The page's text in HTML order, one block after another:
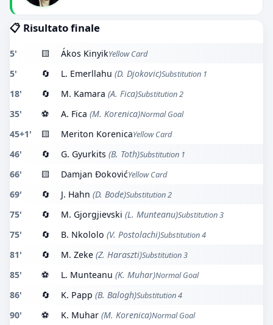
📋 Risultato finale
5' 🟨 Ákos KinyikYellow Card
5' 🔄 L. Emerllahu (D. Djokovic)Substitution 1
18' 🔄 M. Kamara (A. Fica)Substitution 2
35' ⚽ A. Fica (M. Korenica)Normal Goal
45+1' 🟨 Meriton KorenicaYellow Card
46' 🔄 G. Gyurkits (B. Toth)Substitution 1
66' 🟨 Damjan ĐokovićYellow Card
69' 🔄 J. Hahn (D. Bode)Substitution 2
75' 🔄 M. Gjorgjievski (L. Munteanu)Substitution 3
75' 🔄 B. Nkololo (V. Postolachi)Substitution 4
81' 🔄 M. Zeke (Z. Haraszti)Substitution 3
85' ⚽ L. Munteanu (K. Muhar)Normal Goal
86' 🔄 K. Papp (B. Balogh)Substitution 4
90' ⚽ K. Muhar (M. Korenica)Normal Goal